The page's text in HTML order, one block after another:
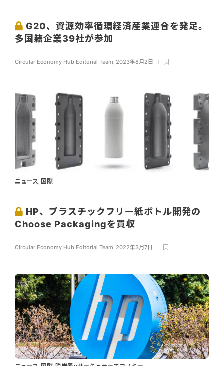
G20、資源効率循環経済産業連合を発足。
多国籍企業39社が参加
Circular Economy Hub Editorial Team, 2023年8月2日
ニュース, 国際
HP、プラスチックフリー紙ボトル開発の
Choose Packagingを買収
Circular Economy Hub Editorial Team, 2022年3月7日